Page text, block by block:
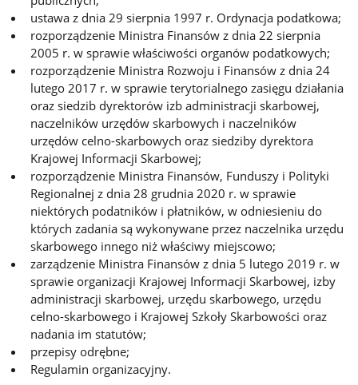
ustawa z dnia 29 sierpnia 1997 r. Ordynacja podatkowa;
rozporządzenie Ministra Finansów z dnia 22 sierpnia
2005 r. w sprawie właściwości organów podatkowych;
rozporządzenie Ministra Rozwoju i Finansów z dnia 24
lutego 2017 r. w sprawie terytorialnego zasięgu działania
oraz siedzib dyrektorów izb administracji skarbowej,
naczelników urzędów skarbowych i naczelników
urzędów celno-skarbowych oraz siedziby dyrektora
Krajowej Informacji Skarbowej;
rozporządzenie Ministra Finansów, Funduszy i Polityki
Regionalnej z dnia 28 grudnia 2020 r. w sprawie
niektórych podatników i płatników, w odniesieniu do
których zadania są wykonywane przez naczelnika urzędu
skarbowego innego niż właściwy miejscowo;
zarządzenie Ministra Finansów z dnia 5 lutego 2019 r. w
sprawie organizacji Krajowej Informacji Skarbowej, izby
administracji skarbowej, urzędu skarbowego, urzędu
celno-skarbowego i Krajowej Szkoły Skarbowości oraz
nadania im statutów;
przepisy odrębne;
Regulamin organizacyjny.